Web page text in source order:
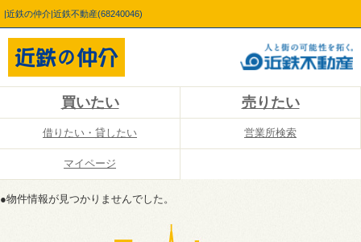
|近鉄の仲介|近鉄不動産(68240046)
買いたい 売りたい
借りたい・貸したい 営業所検索
マイページ
●物件情報が見つかりませんでした。